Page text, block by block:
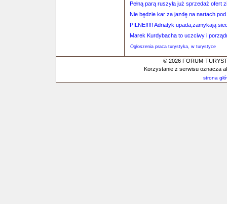
Pełną parą ruszyła już sprzedaż ofert
Nie będzie kar za jazdę na nartach pod
PILNE!!!!! Adriatyk upada,zamykają
Marek Kurdybacha to uczciwy i
Ogłoszenia praca turystyka, w turystyce
© 2026 FORUM-
Korzystanie z serwisu oznacza
strona